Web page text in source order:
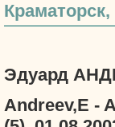
Краматорск,
Эдуард
Andreev,E -